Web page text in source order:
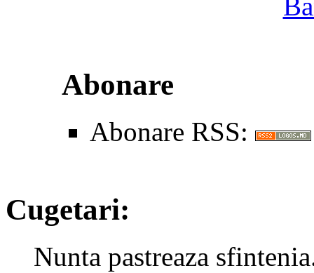
Abonare
Abonare RSS:
Cugetari:
Nunta pastreaza